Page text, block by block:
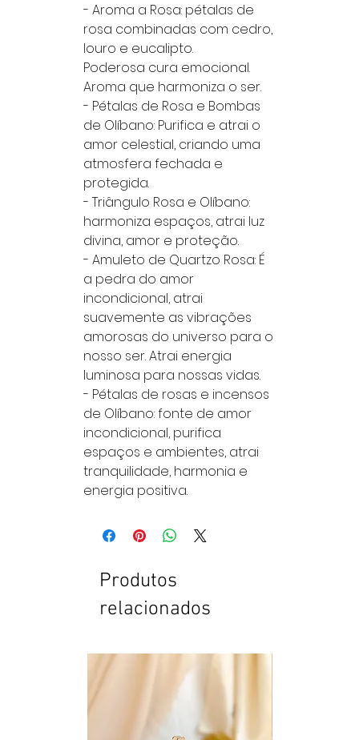
- Aroma a Rosa: pétalas de
rosa combinadas com cedro,
louro e eucalipto.
Poderosa cura emocional.
Aroma que harmoniza o ser.
- Pétalas de Rosa e Bombas
de Olíbano: Purifica e atrai o
amor celestial, criando uma
atmosfera fechada e
protegida.
- Triângulo Rosa e Olíbano:
harmoniza espaços, atrai luz
divina, amor e proteção.
- Amuleto de Quartzo Rosa: É
a pedra do amor
incondicional, atrai
suavemente as vibrações
amorosas do universo para o
nosso ser. Atrai energia
luminosa para nossas vidas.
- Pétalas de rosas e incensos
de Olíbano: fonte de amor
incondicional, purifica
espaços e ambientes, atrai
tranquilidade, harmonia e
energia positiva.
Produtos
relacionados